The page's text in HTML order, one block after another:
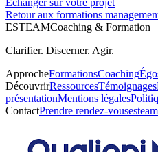
Échanger sur votre projet
Retour aux formations
ESTEAMCoaching & Formation
Clarifier. Discerner. Agir.
ApprocheFormationsCoaching
DécouvrirRessourcesTémoignages
présentationMentions légales
ContactPrendre rendez-vous